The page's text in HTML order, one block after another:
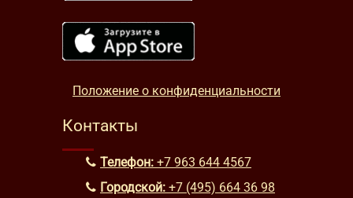
Положение о конфиденциальности
Контакты
Телефон: +7 963 644 4567
Городской: +7 (495) 664 36 98